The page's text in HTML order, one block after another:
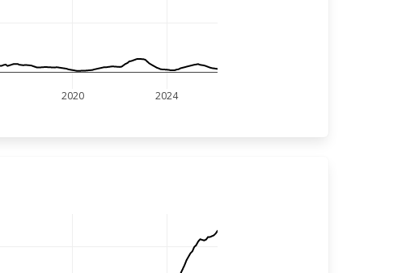
2020 2024